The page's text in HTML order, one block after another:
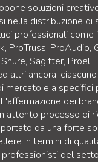
soluzioni
nella distribuzione di
professionali come
ProTruss, ProAudio,
Sagitter, Proel,
altri ancora,
mercato e a specifici
dei
attento processo di
da una forte
in termini di
del